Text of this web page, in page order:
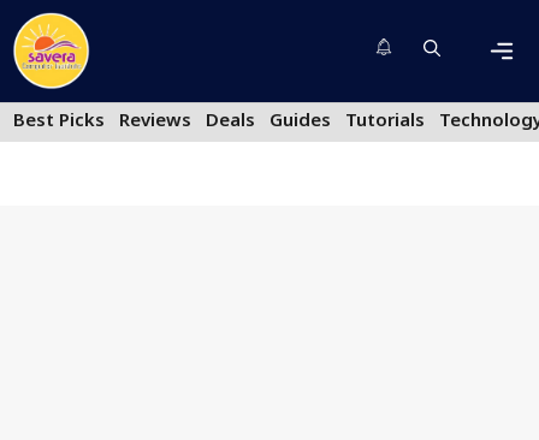
Skip
to
content
Best Picks
Reviews Deals Guides Tutorials